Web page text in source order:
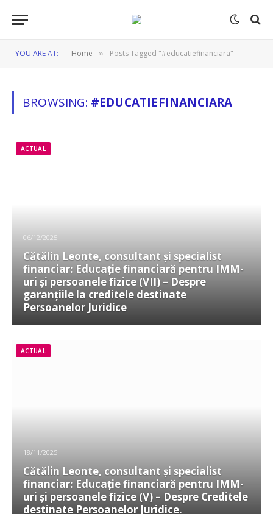
YOU ARE AT: Home » Posts Tagged "#educatiefinanciara"
BROWSING: #EDUCATIEFINANCIARA
ACTUAL
06/12/2025
Cătălin Leonte, consultant și specialist
financiar: Educație financiară pentru IMM-
uri și persoanele fizice (VII) – Despre
garanțiile la creditele destinate
Persoanelor Juridice
ACTUAL
18/11/2025
Cătălin Leonte, consultant și specialist
financiar: Educație financiară pentru IMM-
uri și persoanele fizice (V) – Despre Creditele
destinate Persoanelor Juridice.